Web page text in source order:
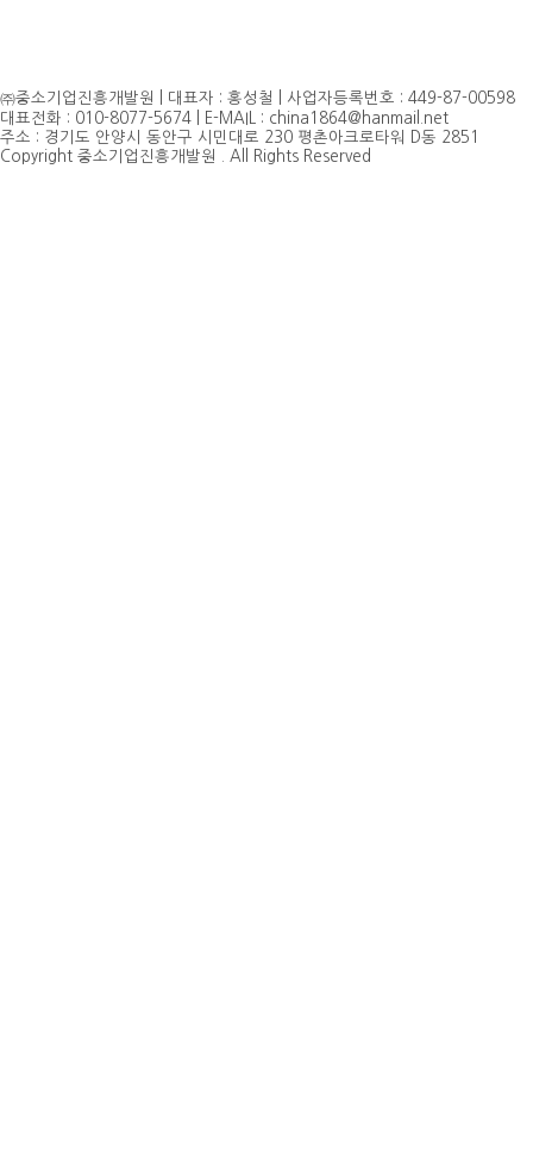
㈜중소기업진흥개발원 | 대표자 : 홍성철 | 사업자등록번호 : 449-87-00598
대표전화 : 010-8077-5674 | E-MAIL : china1864@hanmail.net
주소 : 경기도 안양시 동안구 시민대로 230 평촌아크로타워 D동 2851
Copyright 중소기업진흥개발원 . All Rights Reserved